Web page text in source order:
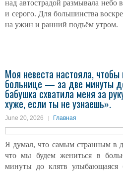
над автострадой размывала небо
и серого. Для большинства
на ужин и ранний подъём утром.
Моя невеста настояла,
больнице — за две минуты
бабушка схватила меня за
хуже, если ты не узнаешь».
June 20, 2026 Главная
Я думал, что самым странным в
что мы будем жениться в
минуты до клятв улыбающаяся